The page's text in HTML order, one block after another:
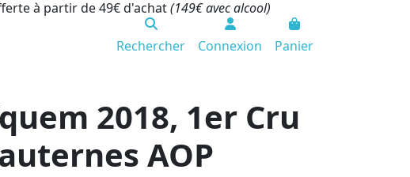
à partir de 49€ d'achat(149€ avec alcool)
Rechercher Connexion
Panier
2018, 1er Cru
AOP